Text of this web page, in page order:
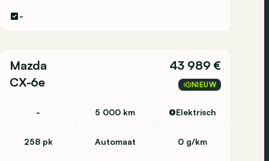
-
Mazda
CX-6e
43 989 €
NIEUW
- 5 000 km Elektrisch
258 pk Automaat 0 g/km